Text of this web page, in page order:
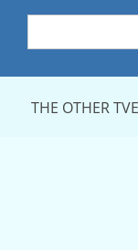
THE OTHER